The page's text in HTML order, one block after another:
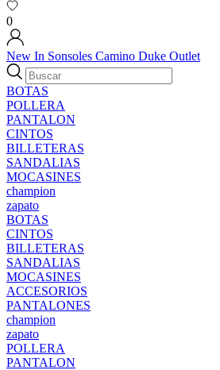
0
New In Sonsoles Camino Duke Outlet
BOTAS
POLLERA
PANTALON
CINTOS
BILLETERAS
SANDALIAS
MOCASINES
champion
zapato
BOTAS
CINTOS
BILLETERAS
SANDALIAS
MOCASINES
ACCESORIOS
PANTALONES
champion
zapato
POLLERA
PANTALON